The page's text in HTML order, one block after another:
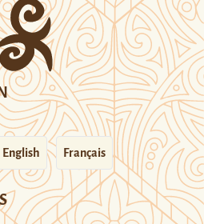
English Français